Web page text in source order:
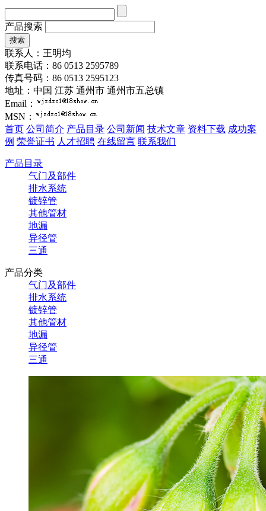
产品搜索
联系人：王明均
联系电话：86 0513 2595789
传真号码：86 0513 2595123
地址：中国 江苏 通州市 通州市五总镇
Email：
MSN：
首页 公司简介 产品目录 公司新闻 技术文章 资料下载 成功案
例 荣誉证书 人才招聘 在线留言 联系我们
产品目录
气门及部件
排水系统
镀锌管
其他管材
地漏
异径管
三通
产品分类
气门及部件
排水系统
镀锌管
其他管材
地漏
异径管
三通